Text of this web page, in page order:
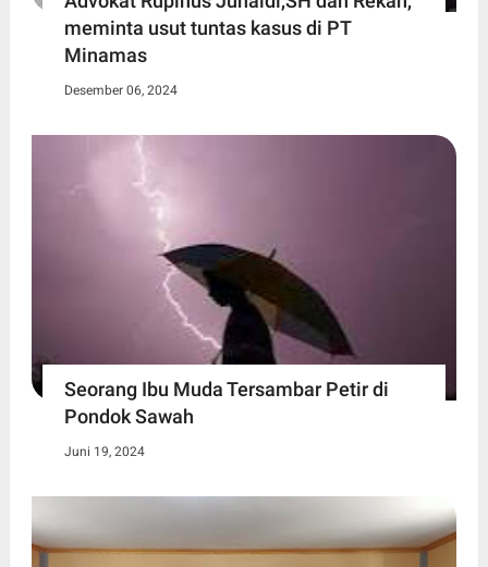
meminta usut tuntas kasus di PT
Minamas
Desember 06, 2024
Seorang Ibu Muda Tersambar Petir di
Pondok Sawah
Juni 19, 2024